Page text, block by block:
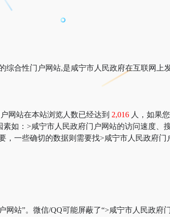
综合性门户网站,是咸宁市人民政府在互联网
网站在本站浏览人数已经达到 2,016 人，如果
素如：>咸宁市人民政府门户网站的访问速度
，一些确切的数据则需要找>咸宁市人民政府
站”。微信/QQ可能屏蔽了“>咸宁市人民政